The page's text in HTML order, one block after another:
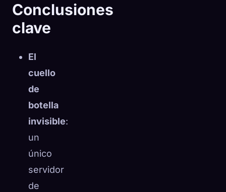
Conclusiones
clave
El
cuello
de
botella
invisible:
un
único
servidor
de
🧬 Xeno Database
Recopilados:
☁️
DESCUBIERTO
0